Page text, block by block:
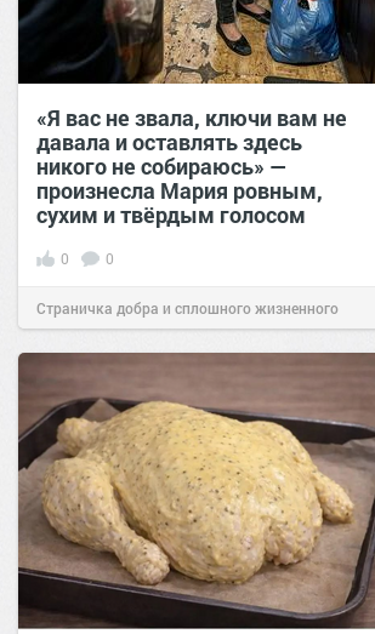
«Я вас не звала, ключи вам не
давала и оставлять здесь
никого не собираюсь» —
произнесла Мария ровным,
сухим и твёрдым голосом
0 0
Страничка добра и сплошного жизненного
позитива!18:38Сегодня